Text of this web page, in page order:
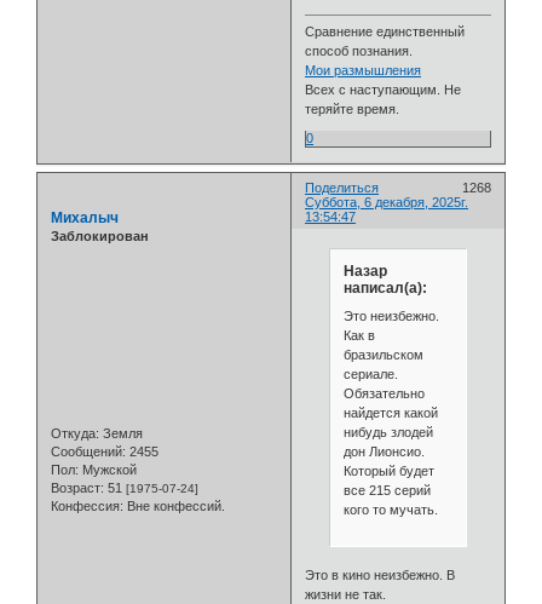
Сравнение единственный
способ познания.
Мои размышления
Всех с наступающим. Не
теряйте время.
0
Поделиться
1268
Суббота, 6 декабря, 2025г.
13:54:47
Михалыч
Заблокирован
Откуда: Земля
Сообщений: 2455
Пол: Мужской
Возраст: 51 [1975-07-24]
Конфессия: Вне конфессий.
Назар
написал(а):
Это неизбежно.
Как в
бразильском
сериале.
Обязательно
найдется какой
нибудь злодей
дон Лионсио.
Который будет
все 215 серий
кого то мучать.
Это в кино неизбежно. В
жизни не так.